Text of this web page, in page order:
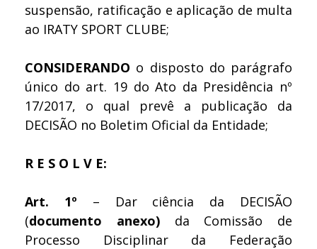
suspensão, ratificação e aplicação de multa
ao IRATY SPORT CLUBE;
CONSIDERANDO o disposto do parágrafo
único do art. 19 do Ato da Presidência nº
17/2017, o qual prevê a publicação da
DECISÃO no Boletim Oficial da Entidade;
R E S O L V E:
Art. 1º – Dar ciência da DECISÃO
(documento anexo)da Comissão de
Processo Disciplinar da Federação